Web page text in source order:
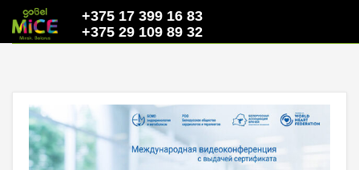
+375 17 399 16 83
+375 29 109 89 32